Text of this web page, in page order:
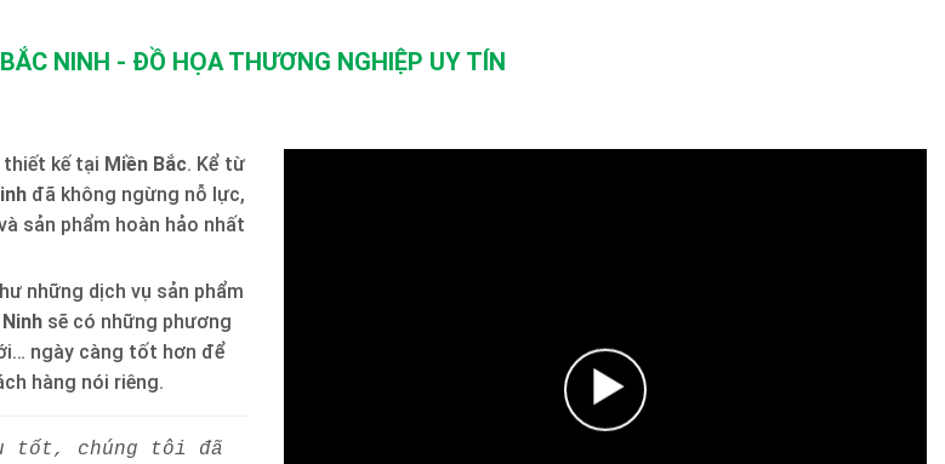
NINH - ĐỒ HỌA THƯƠNG NGHIỆP UY TÍN
kế tại Miền Bắc. Kể từ
đã không ngừng nỗ lực,
sản phẩm hoàn hảo nhất
những dịch vụ sản phẩm
sẽ có những phương
ngày càng tốt hơn để
hàng nói riêng.
tốt, chúng tôi đã